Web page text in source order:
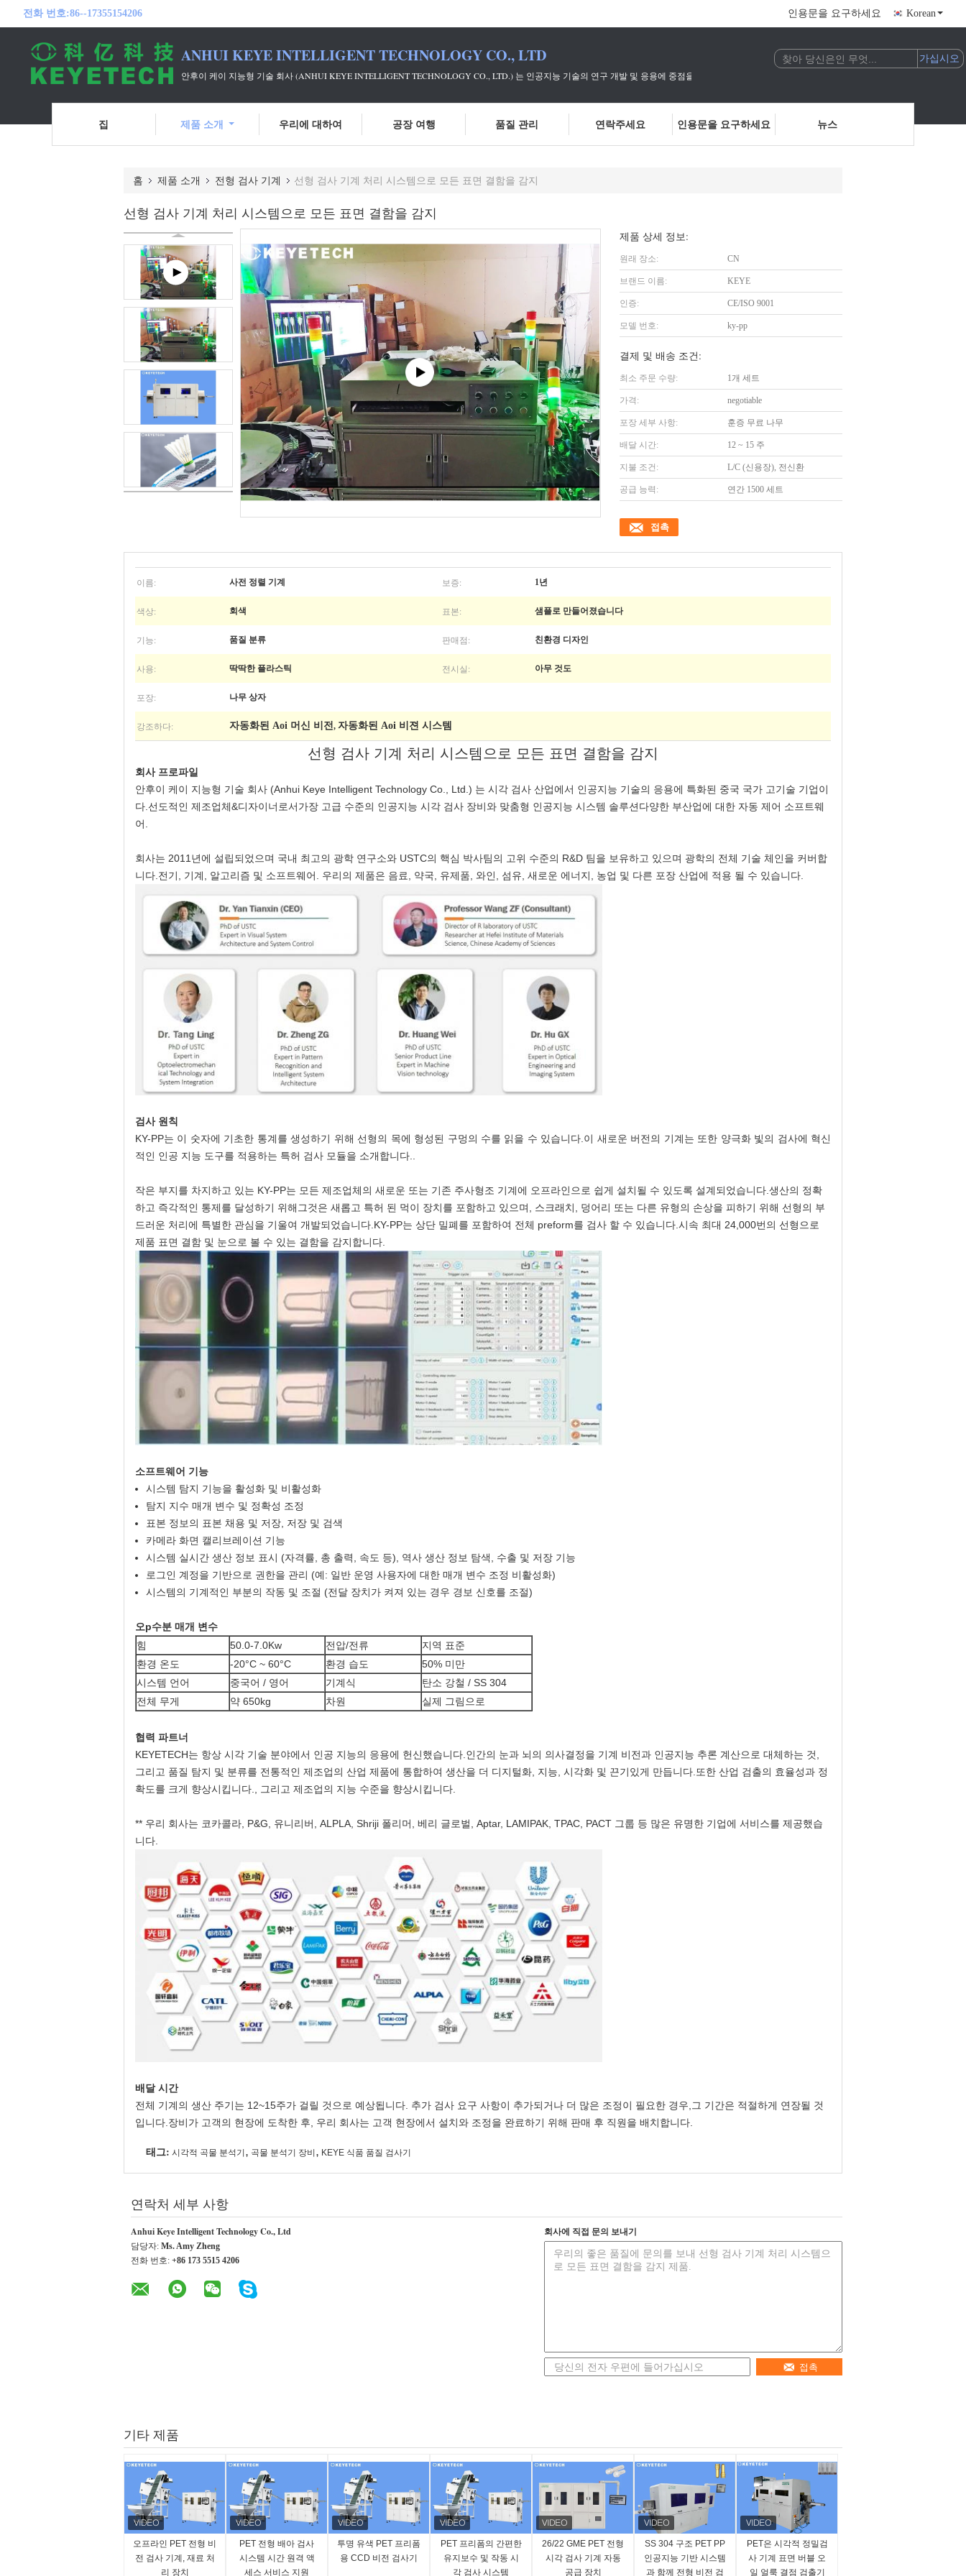
전화 번호:86--17355154206 인용문을 요구하세요 Korean
ANHUI KEYE INTELLIGENT TECHNOLOGY CO., LTD
안후이 케이 지능형 기술 회사 (ANHUI KEYE INTELLIGENT TECHNOLOGY CO., LTD.) 는 인공지능 기술의 연구 개발 및 응용에 중점을 둔 국가 고기술 기업입니다.우리는 인공지능 비전 검사 및 자동화
집 제품 소개 우리에 대하여 공장 여행 품질 관리 연락주세요 인용문을 요구하세요 뉴스
홈 제품 소개 전형 검사 기계 선형 검사 기계 처리 시스템으로 모든 표면 결함을 감지
선형 검사 기계 처리 시스템으로 모든 표면 결함을 감지
제품 상세 정보:
원래 장소: CN
브랜드 이름: KEYE
인증: CE/ISO 9001
모델 번호: ky-pp
결제 및 배송 조건:
최소 주문 수량: 1개 세트
가격: negotiable
포장 세부 사항: 훈증 무료 나무
배달 시간: 12 ~ 15 주
지불 조건: L/C (신용장), 전신환
공급 능력: 연간 1500 세트
접촉
이름: 사전 정렬 기계 보증: 1년
색상: 회색 표본: 샘플로 만들어졌습니다
기능: 품질 분류 판매점: 친환경 디자인
사용: 딱딱한 플라스틱 전시실: 아무 것도
포장: 나무 상자
강조하다: 자동화된 Aoi 머신 비전, 자동화된 Aoi 비젼 시스템
선형 검사 기계 처리 시스템으로 모든 표면 결함을 감지
회사 프로파일
안후이 케이 지능형 기술 회사 (Anhui Keye Intelligent Technology Co., Ltd.) 는 시각 검사 산업에서 인공지능 기술의 응용에 특화된 중국 국가 고기술 기업이
다.선도적인 제조업체&디자이너로서가장 고급 수준의 인공지능 시각 검사 장비와 맞춤형 인공지능 시스템 솔루션다양한 부산업에 대한 자동 제어 소프트웨
어.
회사는 2011년에 설립되었으며 국내 최고의 광학 연구소와 USTC의 핵심 박사팀의 고위 수준의 R&D 팀을 보유하고 있으며 광학의 전체 기술 체인을 커버합
니다.전기, 기계, 알고리즘 및 소프트웨어. 우리의 제품은 음료, 약국, 유제품, 와인, 섬유, 새로운 에너지, 농업 및 다른 포장 산업에 적용 될 수 있습니다.
검사 원칙
KY-PP는 이 숫자에 기초한 통계를 생성하기 위해 선형의 목에 형성된 구멍의 수를 읽을 수 있습니다.이 새로운 버전의 기계는 또한 양극화 빛의 검사에 혁신
적인 인공 지능 도구를 적용하는 특허 검사 모듈을 소개합니다..
작은 부지를 차지하고 있는 KY-PP는 모든 제조업체의 새로운 또는 기존 주사형조 기계에 오프라인으로 쉽게 설치될 수 있도록 설계되었습니다.생산의 정확
하고 즉각적인 통제를 달성하기 위해그것은 새롭고 특허 된 먹이 장치를 포함하고 있으며, 스크래치, 덩어리 또는 다른 유형의 손상을 피하기 위해 선형의 부
드러운 처리에 특별한 관심을 기울여 개발되었습니다.KY-PP는 상단 밀폐를 포함하여 전체 preform를 검사 할 수 있습니다.시속 최대 24,000번의 선형으로
제품 표면 결함 및 눈으로 볼 수 있는 결함을 감지합니다.
소프트웨어 기능
시스템 탐지 기능을 활성화 및 비활성화
탐지 지수 매개 변수 및 정확성 조정
표본 정보의 표본 채용 및 저장, 저장 및 검색
카메라 화면 캘리브레이션 기능
시스템 실시간 생산 정보 표시 (자격률, 총 출력, 속도 등), 역사 생산 정보 탐색, 수출 및 저장 기능
로그인 계정을 기반으로 권한을 관리 (예: 일반 운영 사용자에 대한 매개 변수 조정 비활성화)
시스템의 기계적인 부분의 작동 및 조절 (전달 장치가 켜져 있는 경우 경보 신호를 조절)
오p수분 매개 변수
힘
50.0-7.0Kw 전압/전류
지역 표준
환경 온도
-20°C ~ 60°C 환경 습도
50% 미만
시스템 언어
중국어 / 영어 기계식
탄소 강철 / SS 304
전체 무게
약 650kg 차원 실제 그림으로
협력 파트너
KEYETECH는 항상 시각 기술 분야에서 인공 지능의 응용에 헌신했습니다.인간의 눈과 뇌의 의사결정을 기계 비전과 인공지능 추론 계산으로 대체하는 것,
그리고 품질 탐지 및 분류를 전통적인 제조업의 산업 제품에 통합하여 생산을 더 디지털화, 지능, 시각화 및 끈기있게 만듭니다.또한 산업 검출의 효율성과 정
확도를 크게 향상시킵니다., 그리고 제조업의 지능 수준을 향상시킵니다.
** 우리 회사는 코카콜라, P&G, 유니리버, ALPLA, Shriji 폴리머, 베리 글로벌, Aptar, LAMIPAK, TPAC, PACT 그룹 등 많은 유명한 기업에 서비스를 제공했습
니다.
배달 시간
전체 기계의 생산 주기는 12~15주가 걸릴 것으로 예상됩니다. 추가 검사 요구 사항이 추가되거나 더 많은 조정이 필요한 경우,그 기간은 적절하게 연장될 것
입니다.장비가 고객의 현장에 도착한 후, 우리 회사는 고객 현장에서 설치와 조정을 완료하기 위해 판매 후 직원을 배치합니다.
태그: 시각적 곡물 분석기 , 곡물 분석기 장비 , KEYE 식품 품질 검사기
연락처 세부 사항
Anhui Keye Intelligent Technology Co., Ltd
담당자: Ms. Amy Zheng
전화 번호: +86 173 5515 4206
회사에 직접 문의 보내기
접촉
기타 제품
오프라인 PET 전형 비
전 검사 기계, 재료 처
리 장치
PET 전형 배아 검사
시스템 시간 원격 액
세스 서비스 지원
투명 유색 PET 프리폼
용 CCD 비전 검사기
PET 프리폼의 간편한
유지보수 및 작동 시
각 검사 시스템
26/22 GME PET 전형
시각 검사 기계 자동
공급 장치
SS 304 구조 PET PP
인공지능 기반 시스템
과 함께 전형 비전 검
PET은 시각적 정밀검
사 기계 표면 버블 오
일 얼룩 결점 검출기